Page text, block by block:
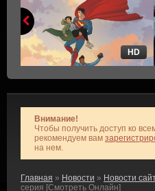
HD
Внимание!
Чтобы получить доступ ко
рекомендуем вам
на нем.
Главная » Новости » Новости
серия [Смотреть Онлайн]